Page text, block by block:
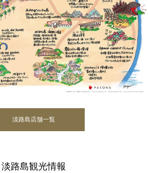
淡路島店舗一覧
淡路島観光情報